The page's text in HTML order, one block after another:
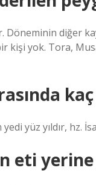
diğer
kişi yok. Tora,
yüz yıldır, hz.
eti